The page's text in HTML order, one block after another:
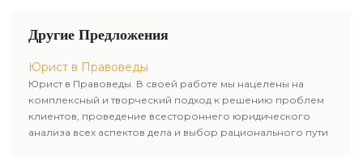
Другие Предложения
Юрист в Правоведы
Юрист в Правоведы. В своей работе мы нацелены на
комплексный и творческий подход к решению проблем
клиентов, проведение всестороннего юридического
анализа всех аспектов дела и выбор рационального пути